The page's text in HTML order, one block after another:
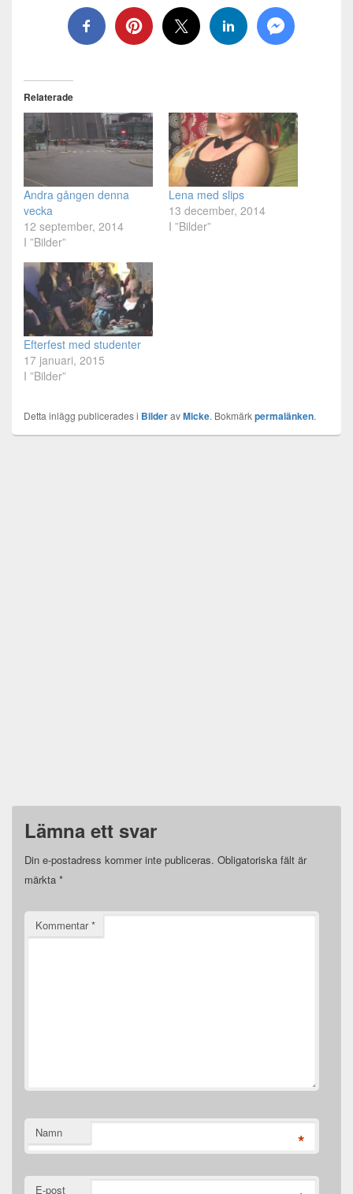
Relaterade
Andra gången denna
vecka
12 september, 2014
I ”Bilder”
Lena med slips
13 december, 2014
I ”Bilder”
Efterfest med studenter
17 januari, 2015
I ”Bilder”
Detta inlägg publicerades i BilderavMicke. Bokmärkpermalänken.
Lämna ett svar
Din e-postadress kommer inte publiceras. Obligatoriska fält är
märkta *
Kommentar*
Namn *
E-post